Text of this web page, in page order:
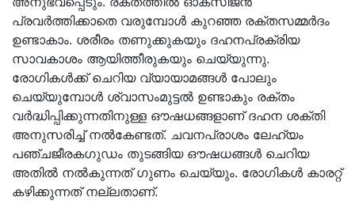
പ്രവർത്തിക്കാതെ വരുമ്പോൾ കുറഞ്ഞ രക്തസമ്മർദം
ഉണ്ടാകാം. ശരീരം തണുക്കുകയും ദഹനപ്രക്രിയ
സാവകാശം ആയിത്തീരുകയും ചെയ്യുന്നു.
രോഗികൾക്ക് ചെറിയ വ്യായാമങ്ങൾ പോലും
ചെയ്യുമ്പോൾ ശ്വാസംമുട്ടൽ ഉണ്ടാകും രക്തം
വർദ്ധിപ്പിക്കുന്നതിനുള്ള ഔഷധങ്ങളാണ് ദഹന ശക്തി
അനുസരിച്ച് നൽകേണ്ടത്. ചവനപ്രാശം ലേഹ്യം
പഞ്ചജീരകഗുഡം തുടങ്ങിയ ഔഷധങ്ങൾ ചെറിയ
അതിൽ നൽകുന്നത് ഗുണം ചെയ്യും. രോഗികൾ കാരറ്റ്
കഴിക്കുന്നത് നല്ലതാണ്.